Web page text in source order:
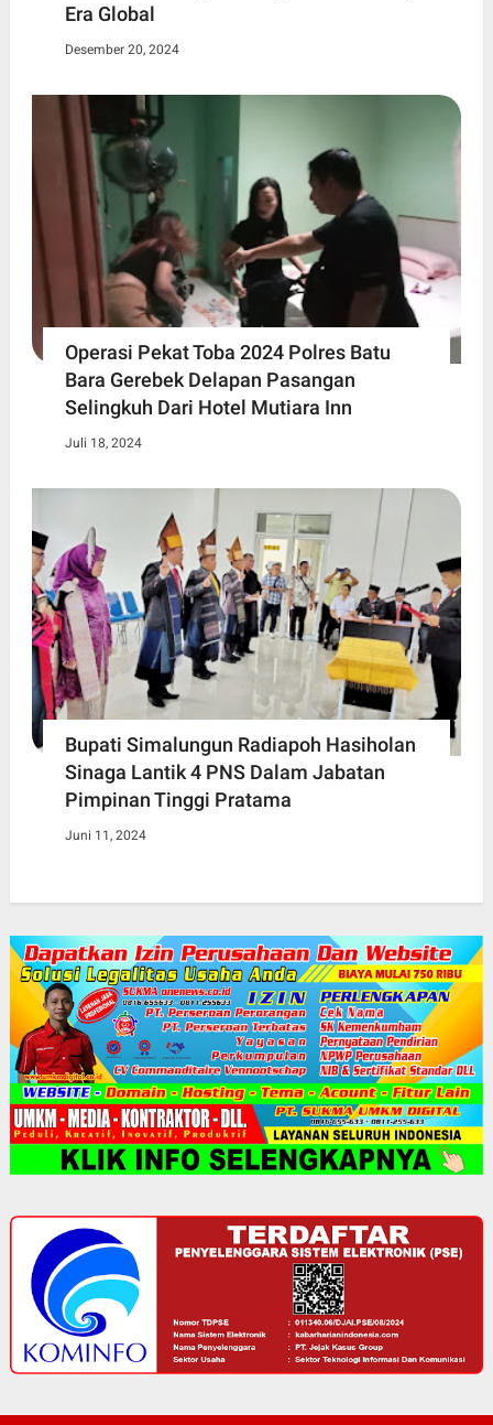
Era Global
Desember 20, 2024
Operasi Pekat Toba 2024 Polres Batu
Bara Gerebek Delapan Pasangan
Selingkuh Dari Hotel Mutiara Inn
Juli 18, 2024
Bupati Simalungun Radiapoh Hasiholan
Sinaga Lantik 4 PNS Dalam Jabatan
Pimpinan Tinggi Pratama
Juni 11, 2024